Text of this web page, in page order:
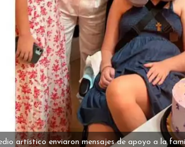
artístico enviaron mensajes de apoyo a la